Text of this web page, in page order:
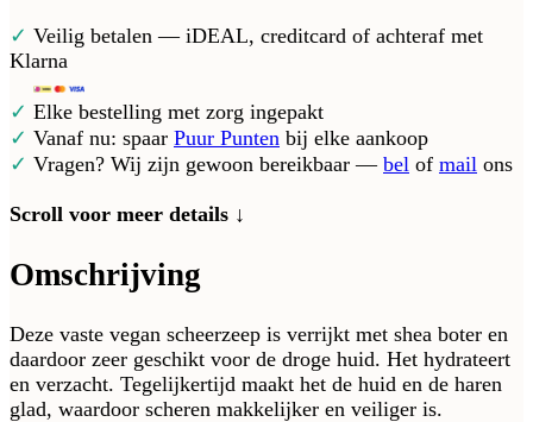
✓ Veilig betalen — iDEAL, creditcard of achteraf met
Klarna
✓ Elke bestelling met zorg ingepakt
✓ Vanaf nu: spaar Puur Punten bij elke aankoop
✓ Vragen? Wij zijn gewoon bereikbaar — bel of mail ons
Scroll voor meer details ↓
Omschrijving
Deze vaste vegan scheerzeep is verrijkt met shea boter en
daardoor zeer geschikt voor de droge huid. Het hydrateert
en verzacht. Tegelijkertijd maakt het de huid en de haren
glad, waardoor scheren makkelijker en veiliger is.